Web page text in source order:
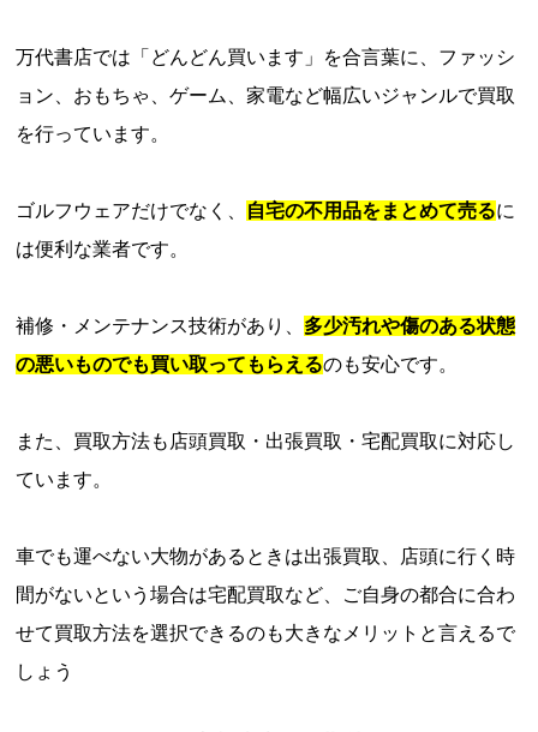
万代書店では「どんどん買います」を合言葉に、ファッシ
ョン、おもちゃ、ゲーム、家電など幅広いジャンルで買取
を行っています。
ゴルフウェアだけでなく、 自宅の不用品をまとめて売るに
は便利な業者です。
補修・メンテナンス技術があり、 多少汚れや傷のある状態
の悪いものでも買い取ってもらえるのも安心です。
また、買取方法も店頭買取・出張買取・宅配買取に対応し
ています。
車でも運べない大物があるときは出張買取、店頭に行く時
間がないという場合は宅配買取など、ご自身の都合に合わ
せて買取方法を選択できるのも大きなメリットと言えるで
しょう